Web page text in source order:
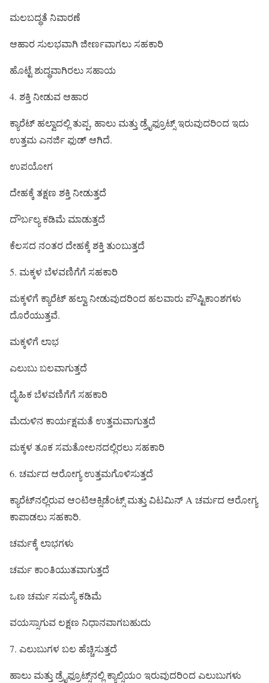
ಮಲಬದ್ಧತೆ ನಿವಾರಣೆ
ಆಹಾರ ಸುಲಭವಾಗಿ ಜೀರ್ಣವಾಗಲು ಸಹಕಾರಿ
ಹೊಟ್ಟೆ ಶುದ್ಧವಾಗಿರಲು ಸಹಾಯ
4. ಶಕ್ತಿ ನೀಡುವ ಆಹಾರ
ಕ್ಯಾರೆಟ್ ಹಲ್ವಾದಲ್ಲಿ ತುಪ್ಪ, ಹಾಲು ಮತ್ತು ಡ್ರೈಫ್ರೂಟ್ಸ್ ಇರುವುದರಿಂದ ಇದು
ಉತ್ತಮ ಎನರ್ಜಿ ಫುಡ್ ಆಗಿದೆ.
ಉಪಯೋಗ
ದೇಹಕ್ಕೆ ತಕ್ಷಣ ಶಕ್ತಿ ನೀಡುತ್ತದೆ
ದೌರ್ಬಲ್ಯ ಕಡಿಮೆ ಮಾಡುತ್ತದೆ
ಕೆಲಸದ ನಂತರ ದೇಹಕ್ಕೆ ಶಕ್ತಿ ತುಂಬುತ್ತದೆ
5. ಮಕ್ಕಳ ಬೆಳವಣಿಗೆಗೆ ಸಹಕಾರಿ
ಮಕ್ಕಳಿಗೆ ಕ್ಯಾರೆಟ್ ಹಲ್ವಾ ನೀಡುವುದರಿಂದ ಹಲವಾರು ಪೌಷ್ಟಿಕಾಂಶಗಳು
ದೊರೆಯುತ್ತವೆ.
ಮಕ್ಕಳಿಗೆ ಲಾಭ
ಎಲುಬು ಬಲವಾಗುತ್ತದೆ
ದೈಹಿಕ ಬೆಳವಣಿಗೆಗೆ ಸಹಕಾರಿ
ಮೆದುಳಿನ ಕಾರ್ಯಕ್ಷಮತೆ ಉತ್ತಮವಾಗುತ್ತದೆ
ಮಕ್ಕಳ ತೂಕ ಸಮತೋಲನದಲ್ಲಿರಲು ಸಹಕಾರಿ
6. ಚರ್ಮದ ಆರೋಗ್ಯ ಉತ್ತಮಗೊಳಿಸುತ್ತದೆ
ಕ್ಯಾರೆಟ್‌ನಲ್ಲಿರುವ ಆಂಟಿಆಕ್ಸಿಡೆಂಟ್ಸ್ ಮತ್ತು ವಿಟಮಿನ್ A ಚರ್ಮದ ಆರೋಗ್ಯ
ಕಾಪಾಡಲು ಸಹಕಾರಿ.
ಚರ್ಮಕ್ಕೆ ಲಾಭಗಳು
ಚರ್ಮ ಕಾಂತಿಯುತವಾಗುತ್ತದೆ
ಒಣ ಚರ್ಮ ಸಮಸ್ಯೆ ಕಡಿಮೆ
ವಯಸ್ಸಾಗುವ ಲಕ್ಷಣ ನಿಧಾನವಾಗಬಹುದು
7. ಎಲುಬುಗಳ ಬಲ ಹೆಚ್ಚಿಸುತ್ತದೆ
ಹಾಲು ಮತ್ತು ಡ್ರೈಫ್ರೂಟ್ಸ್‌ನಲ್ಲಿ ಕ್ಯಾಲ್ಸಿಯಂ ಇರುವುದರಿಂದ ಎಲುಬುಗಳು